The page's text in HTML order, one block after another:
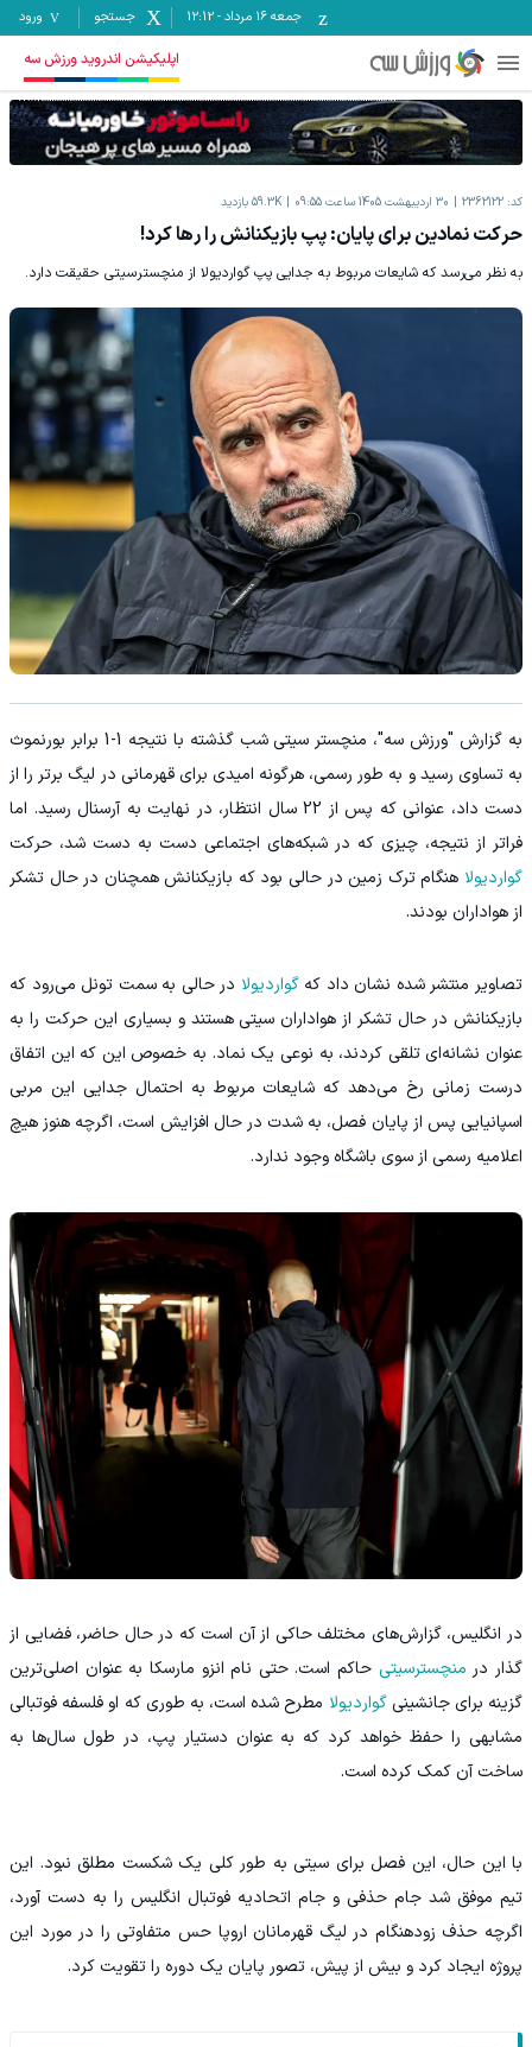
جمعه ۱۶ مرداد -
12:12 جستجو ورود
اپلیکیشن اندروید ورزش سه
کد: 2362122 30 اردیبهشت 1405 ساعت 09:55 59.3K بازدید
حرکت نمادین برای پایان: پپ بازیکنانش را رها کرد!
به نظر می‌رسد که شایعات مربوط به جدایی پپ گواردیولا از منچسترسیتی حقیقت دارد.
به گزارش "ورزش سه"، منچستر سیتی شب گذشته با نتیجه 1-1 برابر بورنموث
به تساوی رسید و به طور رسمی، هرگونه امیدی برای قهرمانی در لیگ برتر را از
دست داد، عنوانی که پس از 22 سال انتظار، در نهایت به آرسنال رسید. اما
فراتر از نتیجه، چیزی که در شبکه‌های اجتماعی دست به دست شد، حرکت
گواردیولا هنگام ترک زمین در حالی بود که بازیکنانش همچنان در حال تشکر
از هواداران بودند.
تصاویر منتشر شده نشان داد کهگواردیولا در حالی به سمت تونل می‌رود که
بازیکنانش در حال تشکر از هواداران سیتی هستند و بسیاری این حرکت را به
عنوان نشانه‌ای تلقی کردند، به نوعی یک نماد. به خصوص این که این اتفاق
درست زمانی رخ می‌دهد که شایعات مربوط به احتمال جدایی این مربی
اسپانیایی پس از پایان فصل، به شدت در حال افزایش است، اگرچه هنوز هیچ
اعلامیه رسمی از سوی باشگاه وجود ندارد.
در انگلیس، گزارش‌های مختلف حاکی از آن است که در حال حاضر، فضایی از
گذار در منچسترسیتی حاکم است. حتی نام انزو مارسکا به عنوان اصلی‌ترین
گزینه برای جانشینیگواردیولا مطرح شده است، به طوری که او فلسفه فوتبالی
مشابهی را حفظ خواهد کرد که به عنوان دستیار پپ، در طول سال‌ها به
ساخت آن کمک کرده است.
با این حال، این فصل برای سیتی به طور کلی یک شکست مطلق نبود. این
تیم موفق شد جام حذفی و جام اتحادیه فوتبال انگلیس را به دست آورد،
اگرچه حذف زودهنگام در لیگ قهرمانان اروپا حس متفاوتی را در مورد این
پروژه ایجاد کرد و بیش از پیش، تصور پایان یک دوره را تقویت کرد.